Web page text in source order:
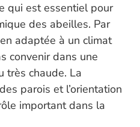
qui est essentiel pour
des abeilles. Par
adaptée à un climat
convenir dans une
très chaude. La
parois et l’orientation
important dans la